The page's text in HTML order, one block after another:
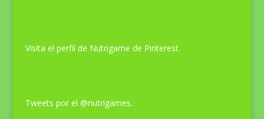
Visita el perfil de Nutrigame de Pinterest.
Tweets por el @nutrigames.